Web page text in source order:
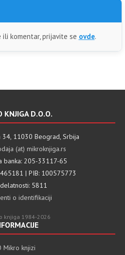
komentar, prijavite se ovde.
KNJIGA D.O.O.
34, 11030 Beograd, Srbija
(at) mikroknjiga.rs
banka: 205-33117-65
| PIB: 100575773
5811
o identifikaciji
knjiga 1984-2026
Mikro knjizi